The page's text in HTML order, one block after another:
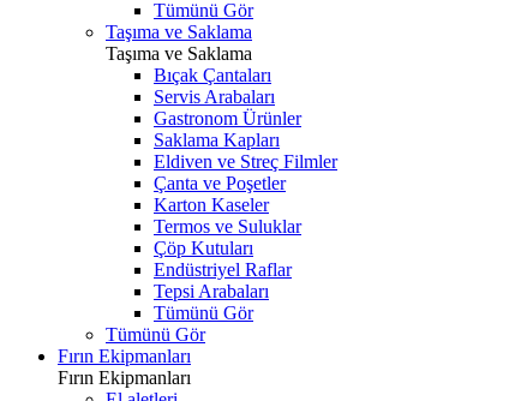
Tümünü Gör
Taşıma ve Saklama
Taşıma ve Saklama
Bıçak Çantaları
Servis Arabaları
Gastronom Ürünler
Saklama Kapları
Eldiven ve Streç Filmler
Çanta ve Poşetler
Karton Kaseler
Termos ve Suluklar
Çöp Kutuları
Endüstriyel Raflar
Tepsi Arabaları
Tümünü Gör
Tümünü Gör
Fırın Ekipmanları
Fırın Ekipmanları